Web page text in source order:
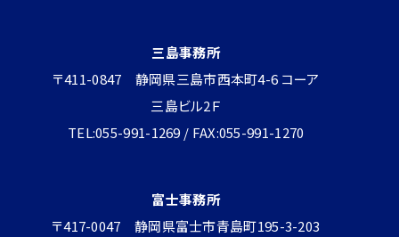
三島事務所
〒411-0847 静岡県三島市西本町4-6 コーア
三島ビル2Ｆ
TEL:055-991-1269 / FAX:055-991-1270
富士事務所
〒417-0047 静岡県富士市青島町195-3-203